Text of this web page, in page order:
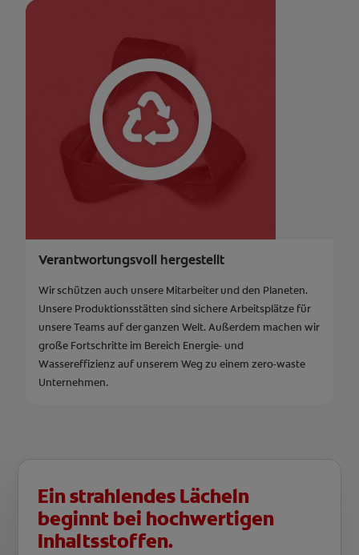
Verantwortungsvoll hergestellt
Wir schützen auch unsere Mitarbeiter und den Planeten.
Unsere Produktionsstätten sind sichere Arbeitsplätze für
unsere Teams auf der ganzen Welt. Außerdem machen wir
große Fortschritte im Bereich Energie- und
Wassereffizienz auf unserem Weg zu einem zero-waste
Unternehmen.
Ein strahlendes Lächeln
beginnt bei hochwertigen
Inhaltsstoffen.